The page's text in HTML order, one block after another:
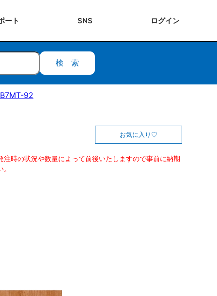
ート SNS ログイン
検索
92
お気に入り
注時の状況や数量によって前後いたしますので事前に納期